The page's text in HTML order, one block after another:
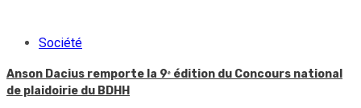
Société
Anson Dacius remporte la 9ᵉ édition du Concours national
de plaidoirie du BDHH